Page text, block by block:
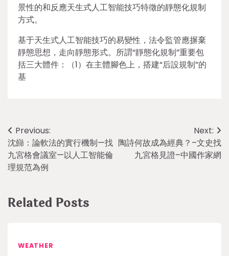
景性的和反應天生式人工智能技巧特徵的靜態化規制
方式。
基于天生式人工智能技巧的易變性，法令監管應摒棄
靜態思想，走向靜態形式。所謂“靜態化規制”重要包
括三大體件：（1）在主體腳色上，搭建“后設規制”的
基
Post
navigation
Previous:
沈巋：論軟法的實行機制—找
九宮格會議室—以人工智能倫
理規范為例
Next:
陶詩何故成為經典？–文史找
九宮格見證–中國作家網
Related Posts
WEATHER